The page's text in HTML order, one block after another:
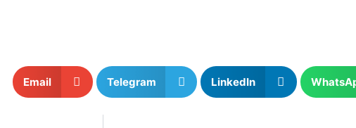
LinkedIn
Telegram
Email